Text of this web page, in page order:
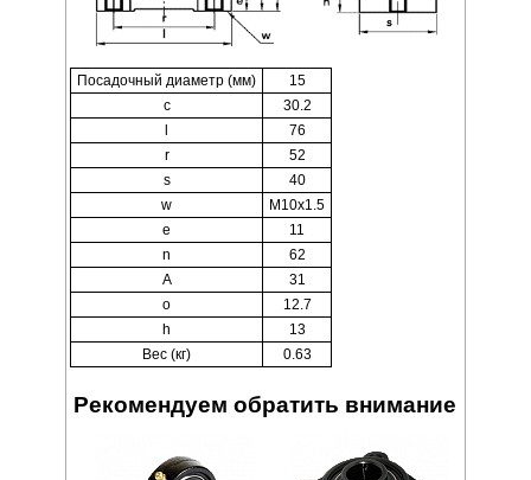
Посадочный диаметр (мм)
15
c
30.2
l
76
r
52
s
40
w
M10x1.5
e
11
n
62
A
31
o
12.7
h
13
Вес (кг)
0.63
Рекомендуем обратить внимание